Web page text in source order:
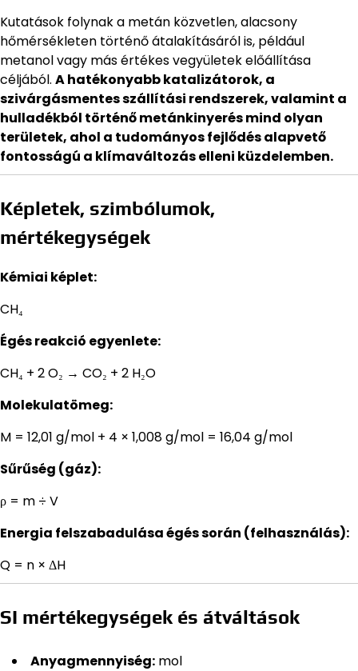
Kutatások folynak a metán közvetlen, alacsony
hőmérsékleten történő átalakításáról is, például
metanol vagy más értékes vegyületek előállítása
céljából. A hatékonyabb katalizátorok, a
szivárgásmentes szállítási rendszerek, valamint a
hulladékból történő metánkinyerés mind olyan
területek, ahol a tudományos fejlődés alapvető
fontosságú a klímaváltozás elleni küzdelemben.
Képletek, szimbólumok,
mértékegységek
Kémiai képlet:
CH₄
Égés reakció egyenlete:
CH₄ + 2 O₂ → CO₂ + 2 H₂O
Molekulatömeg:
M = 12,01 g/mol + 4 × 1,008 g/mol = 16,04 g/mol
Sűrűség (gáz):
ρ = m ÷ V
Energia felszabadulása égés során (felhasználás):
Q = n × ΔH
SI mértékegységek és átváltások
Anyagmennyiség: mol